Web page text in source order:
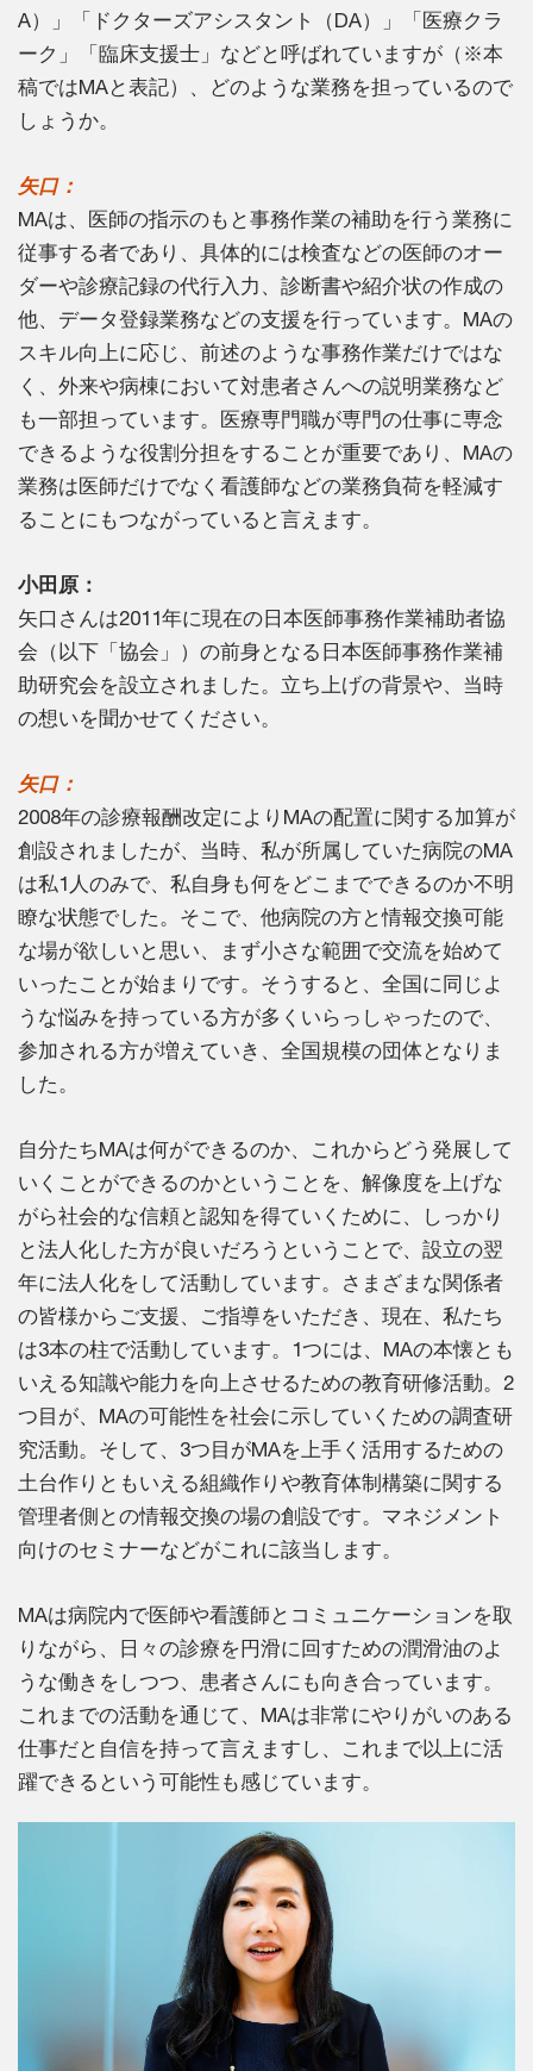
A）」「ドクターズアシスタント（DA）」「医療クラ
ーク」「臨床支援士」などと呼ばれていますが（※本
稿ではMAと表記）、どのような業務を担っているので
しょうか。
矢口：
MAは、医師の指示のもと事務作業の補助を行う業務に
従事する者であり、具体的には検査などの医師のオー
ダーや診療記録の代行入力、診断書や紹介状の作成の
他、データ登録業務などの支援を行っています。MAの
スキル向上に応じ、前述のような事務作業だけではな
く、外来や病棟において対患者さんへの説明業務など
も一部担っています。医療専門職が専門の仕事に専念
できるような役割分担をすることが重要であり、MAの
業務は医師だけでなく看護師などの業務負荷を軽減す
ることにもつながっていると言えます。
小田原：
矢口さんは2011年に現在の日本医師事務作業補助者協
会（以下「協会」）の前身となる日本医師事務作業補
助研究会を設立されました。立ち上げの背景や、当時
の想いを聞かせてください。
矢口：
2008年の診療報酬改定によりMAの配置に関する加算が
創設されましたが、当時、私が所属していた病院のMA
は私1人のみで、私自身も何をどこまでできるのか不明
瞭な状態でした。そこで、他病院の方と情報交換可能
な場が欲しいと思い、まず小さな範囲で交流を始めて
いったことが始まりです。そうすると、全国に同じよ
うな悩みを持っている方が多くいらっしゃったので、
参加される方が増えていき、全国規模の団体となりま
した。
自分たちMAは何ができるのか、これからどう発展して
いくことができるのかということを、解像度を上げな
がら社会的な信頼と認知を得ていくために、しっかり
と法人化した方が良いだろうということで、設立の翌
年に法人化をして活動しています。さまざまな関係者
の皆様からご支援、ご指導をいただき、現在、私たち
は3本の柱で活動しています。1つには、MAの本懐とも
いえる知識や能力を向上させるための教育研修活動。2
つ目が、MAの可能性を社会に示していくための調査研
究活動。そして、3つ目がMAを上手く活用するための
土台作りともいえる組織作りや教育体制構築に関する
管理者側との情報交換の場の創設です。マネジメント
向けのセミナーなどがこれに該当します。
MAは病院内で医師や看護師とコミュニケーションを取
りながら、日々の診療を円滑に回すための潤滑油のよ
うな働きをしつつ、患者さんにも向き合っています。
これまでの活動を通じて、MAは非常にやりがいのある
仕事だと自信を持って言えますし、これまで以上に活
躍できるという可能性も感じています。